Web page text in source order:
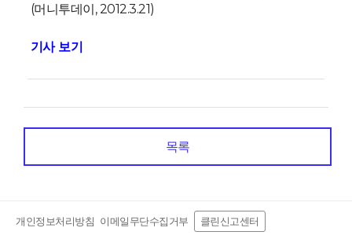
(머니투데이, 2012.3.21)
기사 보기
목록
개인정보처리방침 이메일무단수집거부 클린신고센터